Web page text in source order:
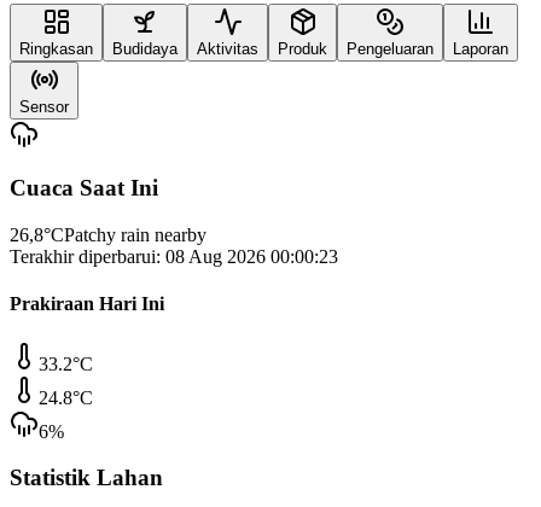
Ringkasan Budidaya Aktivitas Produk Pengeluaran Laporan
Sensor
Cuaca Saat Ini
26,8°CPatchy rain nearby
Terakhir diperbarui: 08 Aug 2026 00:00:23
Prakiraan Hari Ini
33.2°C
24.8°C
6%
Statistik Lahan